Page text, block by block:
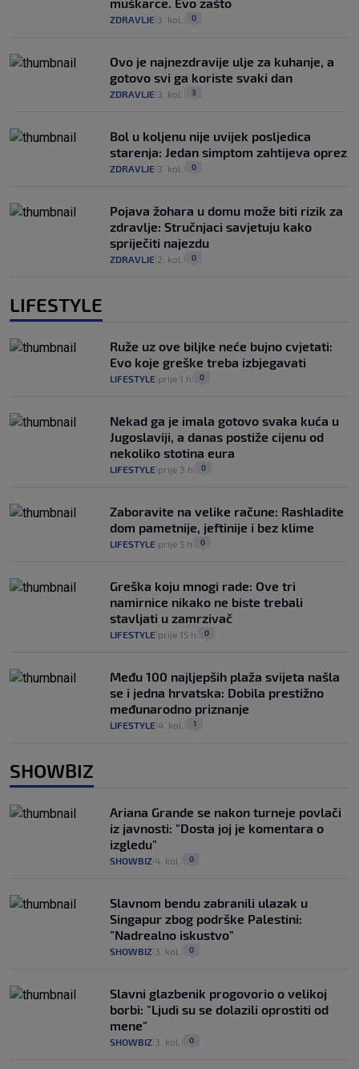
muškarce. Evo zašto
ZDRAVLJE 3. kol. 0
Ovo je najnezdravije ulje za kuhanje, a
gotovo svi ga koriste svaki dan
ZDRAVLJE 3. kol. 3
Bol u koljenu nije uvijek posljedica
starenja: Jedan simptom zahtijeva oprez
ZDRAVLJE 3. kol. 0
Pojava žohara u domu može biti rizik za
zdravlje: Stručnjaci savjetuju kako
spriječiti najezdu
ZDRAVLJE 2. kol. 0
LIFESTYLE
Ruže uz ove biljke neće bujno cvjetati:
Evo koje greške treba izbjegavati
LIFESTYLE prije 1 h 0
Nekad ga je imala gotovo svaka kuća u
Jugoslaviji, a danas postiže cijenu od
nekoliko stotina eura
LIFESTYLE prije 3 h 0
Zaboravite na velike račune: Rashladite
dom pametnije, jeftinije i bez klime
LIFESTYLE prije 5 h 0
Greška koju mnogi rade: Ove tri
namirnice nikako ne biste trebali
stavljati u zamrzivač
LIFESTYLE prije 15 h 0
Među 100 najljepših plaža svijeta našla
se i jedna hrvatska: Dobila prestižno
međunarodno priznanje
LIFESTYLE 4. kol. 1
SHOWBIZ
Ariana Grande se nakon turneje povlači
iz javnosti: "Dosta joj je komentara o
izgledu"
SHOWBIZ 4. kol. 0
Slavnom bendu zabranili ulazak u
Singapur zbog podrške Palestini:
"Nadrealno iskustvo"
SHOWBIZ 3. kol. 0
Slavni glazbenik progovorio o velikoj
borbi: "Ljudi su se dolazili oprostiti od
mene"
SHOWBIZ 3. kol. 0